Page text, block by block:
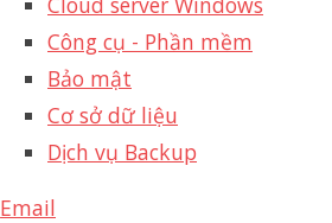
Công cụ - Phần mềm
Bảo mật
Cơ sở dữ liệu
Dịch vụ Backup
Email